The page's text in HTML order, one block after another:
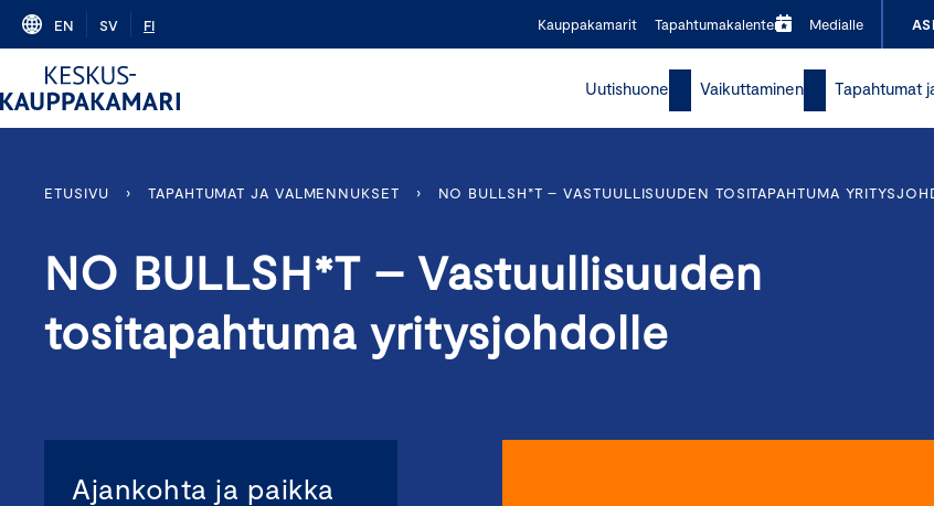
Skip
content
EN SV FI Kauppakamarit Tapahtumakalenteri Medialle
Uutishuone Vaikuttaminen Tapahtumat
ETUSIVU › TAPAHTUMAT JA VALMENNUKSET › NO BULLSH*T – VASTUULLISUUDEN TOSITAPAHTUMA
NO BULLSH*T – Vastuullisuuden
tositapahtuma yritysjohdolle
Ajankohta ja paikka